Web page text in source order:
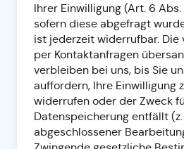
Ihrer Einwilligung (Art. 6 Abs.
sofern diese abgefragt
ist jederzeit widerrufbar. Die
per Kontaktanfragen
verbleiben bei uns, bis Sie
auffordern, Ihre Einwilligung
widerrufen oder der Zweck
Datenspeicherung entfällt (z.
abgeschlossener